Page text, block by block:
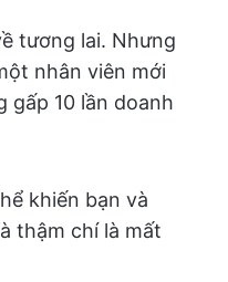
tương lai. Nhưng
nhân viên mới
gấp 10 lần doanh
khiến bạn và
thậm chí là mất